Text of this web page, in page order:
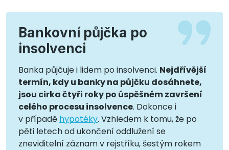
Bankovní půjčka po
insolvenci
Banka půjčuje i lidem po insolvenci. Nejdřívější
termín, kdy u banky na půjčku dosáhnete,
jsou cirka čtyři roky po úspěšném završení
celého procesu insolvence. Dokonce i
v případě hypotéky. Vzhledem k tomu, že po
pěti letech od ukončení oddlužení se
zneviditelní záznam v rejstříku, šestým rokem